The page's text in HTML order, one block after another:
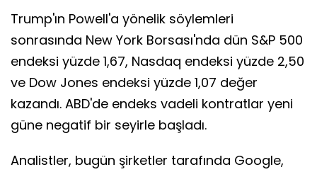
Trump'ın Powell'a yönelik söylemleri
sonrasında New York Borsası'nda dün S&P 500
endeksi yüzde 1,67, Nasdaq endeksi yüzde 2,50
ve Dow Jones endeksi yüzde 1,07 değer
kazandı. ABD'de endeks vadeli kontratlar yeni
güne negatif bir seyirle başladı.
Analistler, bugün şirketler tarafında Google,